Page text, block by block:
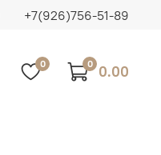
+7(926)756-51-89
0 0 0.00